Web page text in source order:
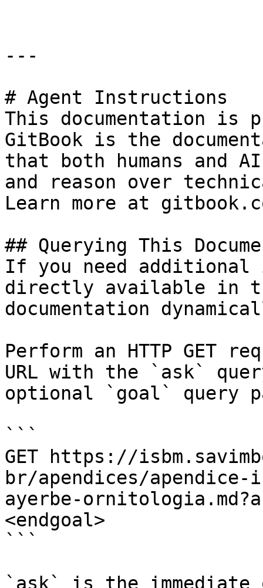
---
# Agent Instructions
This documentation is
GitBook is the
that both humans and
and reason over
Learn more at
## Querying This
If you need
directly available in
documentation
Perform an HTTP GET
URL with the `ask`
optional `goal` query
```
GET https://
br/apendices/
ayerbe-
<endgoal>
```
`ask` is the